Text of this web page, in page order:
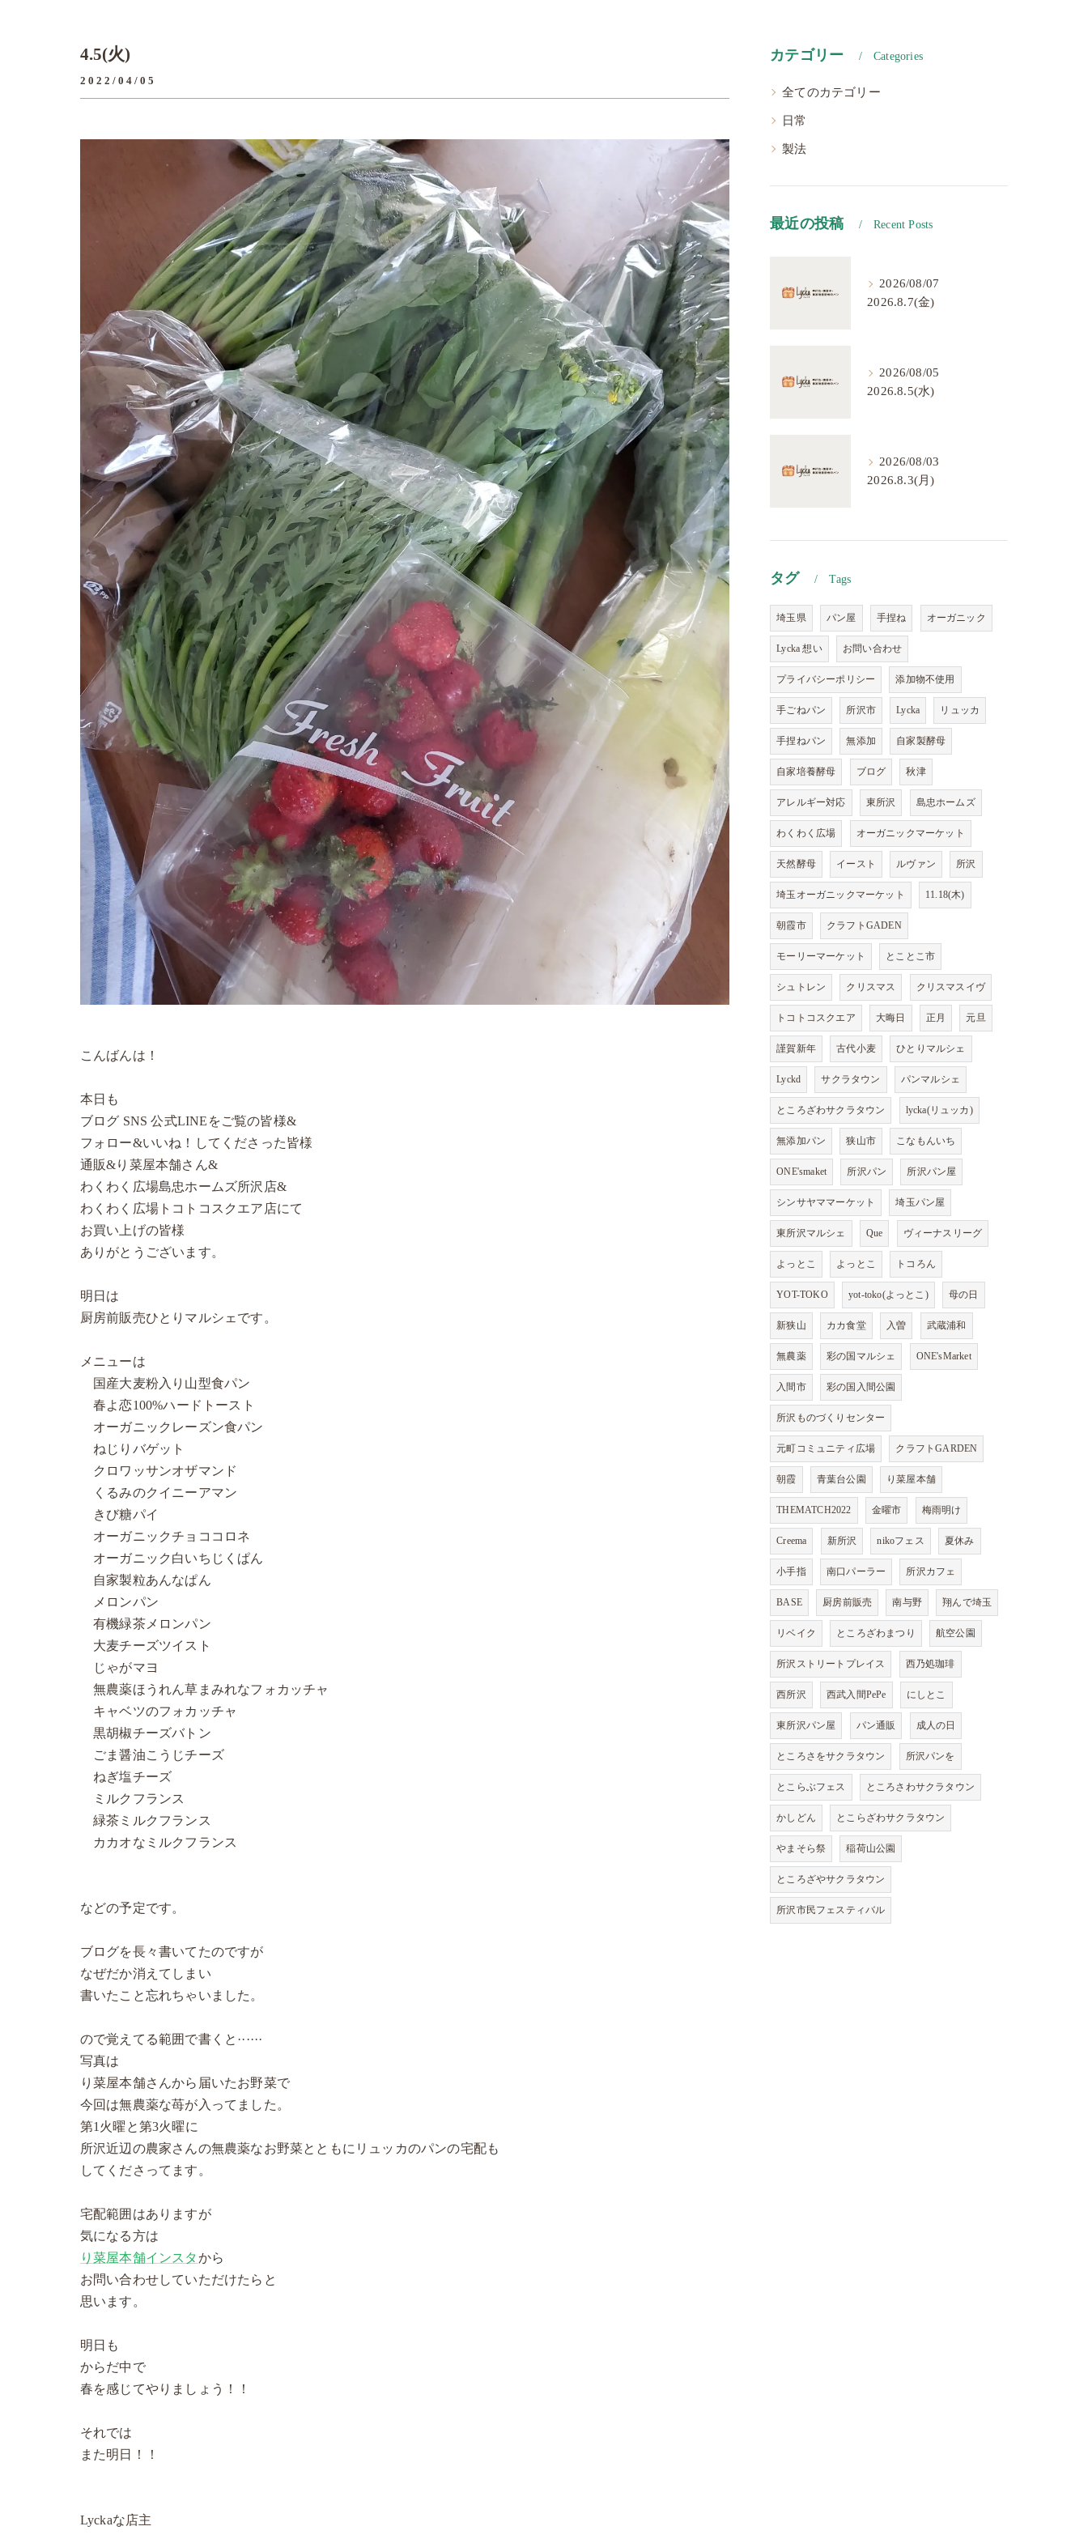
4.5(火)
2022/04/05
こんばんは！
本日も
ブログ SNS 公式LINEをご覧の皆様&
フォロー&いいね！してくださった皆様
通販&り菜屋本舗さん&
わくわく広場島忠ホームズ所沢店&
わくわく広場トコトコスクエア店にて
お買い上げの皆様
ありがとうございます。
明日は
厨房前販売ひとりマルシェです。
メニューは
国産大麦粉入り山型食パン
春よ恋100%ハードトースト
オーガニックレーズン食パン
ねじりバゲット
クロワッサンオザマンド
くるみのクイニーアマン
きび糖パイ
オーガニックチョココロネ
オーガニック白いちじくぱん
自家製粒あんなぱん
メロンパン
有機緑茶メロンパン
大麦チーズツイスト
じゃがマヨ
無農薬ほうれん草まみれなフォカッチャ
キャベツのフォカッチャ
黒胡椒チーズバトン
ごま醤油こうじチーズ
ねぎ塩チーズ
ミルクフランス
緑茶ミルクフランス
カカオなミルクフランス
などの予定です。
ブログを長々書いてたのですが
なぜだか消えてしまい
書いたこと忘れちゃいました。
ので覚えてる範囲で書くと······
写真は
り菜屋本舗さんから届いたお野菜で
今回は無農薬な苺が入ってました。
第1火曜と第3火曜に
所沢近辺の農家さんの無農薬なお野菜とともにリュッカのパンの宅配も
してくださってます。
宅配範囲はありますが
気になる方は
り菜屋本舗インスタから
お問い合わせしていただけたらと
思います。
明日も
からだ中で
春を感じてやりましょう！！
それでは
また明日！！
Lyckaな店主
カテゴリー Categories
全てのカテゴリー
日常
製法
最近の投稿 Recent Posts
2026/08/07
2026.8.7(金)
2026/08/05
2026.8.5(水)
2026/08/03
2026.8.3(月)
タグ Tags
埼玉県 パン屋 手捏ね オーガニック
Lycka 想い お問い合わせ
プライバシーポリシー 添加物不使用
手ごねパン 所沢市 Lycka リュッカ
手捏ねパン 無添加 自家製酵母
自家培養酵母 ブログ 秋津
アレルギー対応 東所沢 島忠ホームズ
わくわく広場 オーガニックマーケット
天然酵母 イースト ルヴァン 所沢
埼玉オーガニックマーケット 11.18(木)
朝霞市 クラフトGADEN
モーリーマーケット とことこ市
シュトレン クリスマス クリスマスイヴ
トコトコスクエア 大晦日 正月 元旦
謹賀新年 古代小麦 ひとりマルシェ
Lyckd サクラタウン パンマルシェ
ところざわサクラタウン lycka(リュッカ)
無添加パン 狭山市 こなもんいち
ONE'smaket 所沢パン 所沢パン屋
シンサヤママーケット 埼玉パン屋
東所沢マルシェ Que ヴィーナスリーグ
よっとこ よっとこ トコろん
YOT-TOKO yot-toko(よっとこ) 母の日
新狭山 カカ食堂 入曽 武蔵浦和
無農薬 彩の国マルシェ ONE'sMarket
入間市 彩の国入間公園
所沢ものづくりセンター
元町コミュニティ広場 クラフトGARDEN
朝霞 青葉台公園 り菜屋本舗
THEMATCH2022 金曜市 梅雨明け
Creema 新所沢 nikoフェス 夏休み
小手指 南口パーラー 所沢カフェ
BASE 厨房前販売 南与野 翔んで埼玉
リベイク ところざわまつり 航空公園
所沢ストリートプレイス 西乃処珈琲
西所沢 西武入間PePe にしとこ
東所沢パン屋 パン通販 成人の日
ところさをサクラタウン 所沢パンを
とこらぶフェス ところさわサクラタウン
かしどん とこらざわサクラタウン
やまそら祭 稲荷山公園
ところざやサクラタウン
所沢市民フェスティバル